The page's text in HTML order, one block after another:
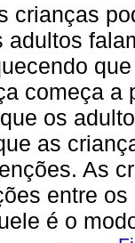
crianças
adultos
começa a
os
as
As
entre
é o